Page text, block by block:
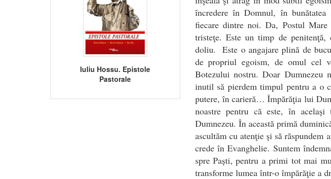
Iuliu Hossu. Epistole
Pastorale
încredere în Domnul, în
fiecare dintre noi. Da, Postul
tristeţe. Este un timp de
doliu. Este o angajare plină de
de propriul egoism, de omul cel
Botezului nostru. Doar Dumnezeu
inutil să pierdem timpul pentru a o
putere, în carieră… Împărăţia lui
noastre pentru că este, în
Dumnezeu. În această primă
ascultăm cu atenţie şi să
crede în Evanghelie. Suntem
spre Paști, pentru a primi tot mai
transforme lumea într-o împărăţie a